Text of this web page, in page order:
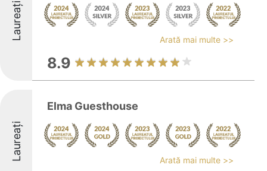
Laureați Arată mai multe >>
8.9
Laureați
Elma Guesthouse
Arată mai multe >>